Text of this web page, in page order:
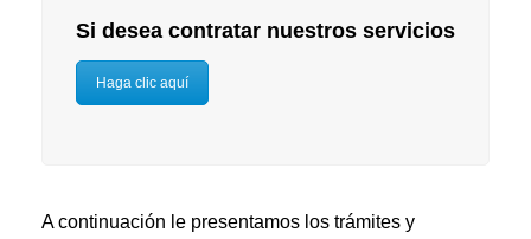
Si desea contratar nuestros servicios
Haga clic aquí
A continuación le presentamos los trámites y